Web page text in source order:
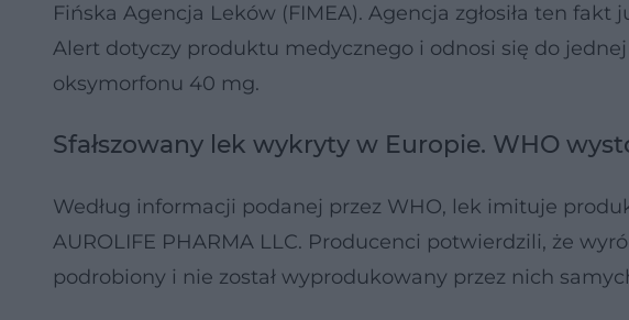
Fińska Agencja Leków (FIMEA). Agencja zgłosiła ten
Alert dotyczy produktu medycznego i odnosi się do
oksymorfonu 40 mg.
Sfałszowany lek wykryty w Europie. WHO
Według informacji podanej przez WHO, lek imituje
AUROLIFE PHARMA LLC. Producenci potwierdzili, że
podrobiony i nie został wyprodukowany przez nich